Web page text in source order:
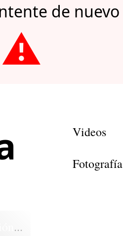
de nuevo
⚠️
Videos
Fotografía